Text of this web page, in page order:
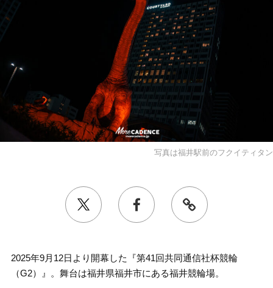
写真は福井駅前のフクイティタン
2025年9月12日より開幕した『第41回共同通信社杯競輪
（G2）』。舞台は福井県福井市にある福井競輪場。